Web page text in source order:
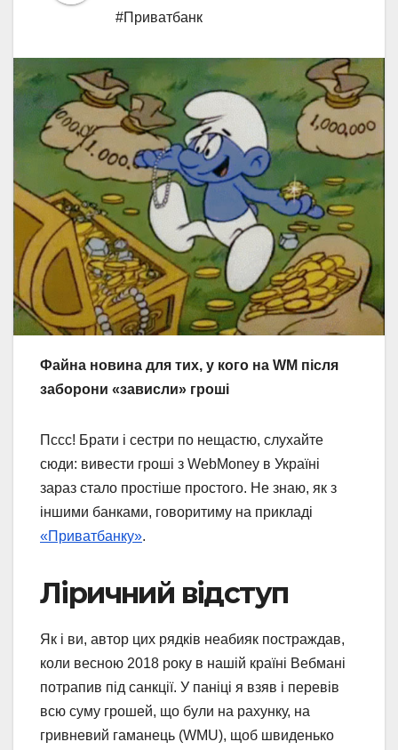
#Приватбанк
Файна новина для тих, у кого на WM після
заборони «зависли» гроші
Пссс! Брати і сестри по нещастю, слухайте
сюди: вивести гроші з WebMoney в Україні
зараз стало простіше простого. Не знаю, як з
іншими банками, говоритиму на прикладі
«Приватбанку».
Ліричний відступ
Як і ви, автор цих рядків неабияк постраждав,
коли весною 2018 року в нашій країні Вебмані
потрапив під санкції. У паніці я взяв і перевів
всю суму грошей, що були на рахунку, на
гривневий гаманець (WMU), щоб швиденько